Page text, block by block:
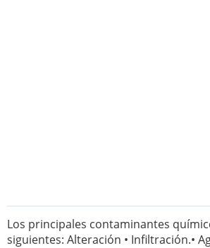
Los principales contaminantes
siguientes: Alteración • Infiltración.•